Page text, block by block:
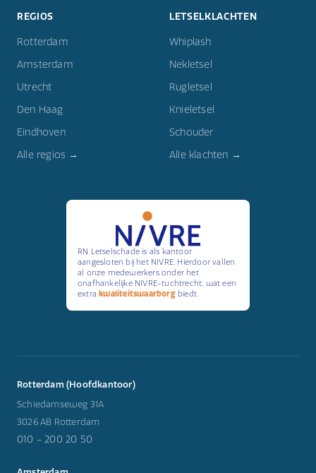
REGIOS
Rotterdam
Amsterdam
Utrecht
Den Haag
Eindhoven
Alle regios →
LETSELKLACHTEN
Whiplash
Nekletsel
Rugletsel
Knieletsel
Schouder
Alle klachten →
RN Letselschade is als kantoor
aangesloten bij het NIVRE. Hierdoor vallen
al onze medewerkers onder het
onafhankelijke NIVRE-tuchtrecht, wat een
extrakwaliteitswaarborgbiedt.
Rotterdam (Hoofdkantoor)
Schiedamseweg 31A
3026 AB Rotterdam
010 - 200 20 50